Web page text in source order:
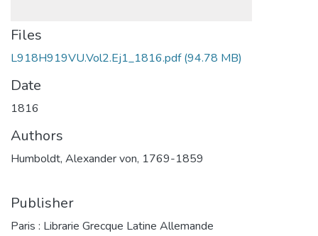
Files
L918H919VU.Vol2.Ej1_1816.pdf(94.78 MB)
Date
1816
Authors
Humboldt, Alexander von, 1769-1859
Publisher
Paris : Librarie Grecque Latine Allemande